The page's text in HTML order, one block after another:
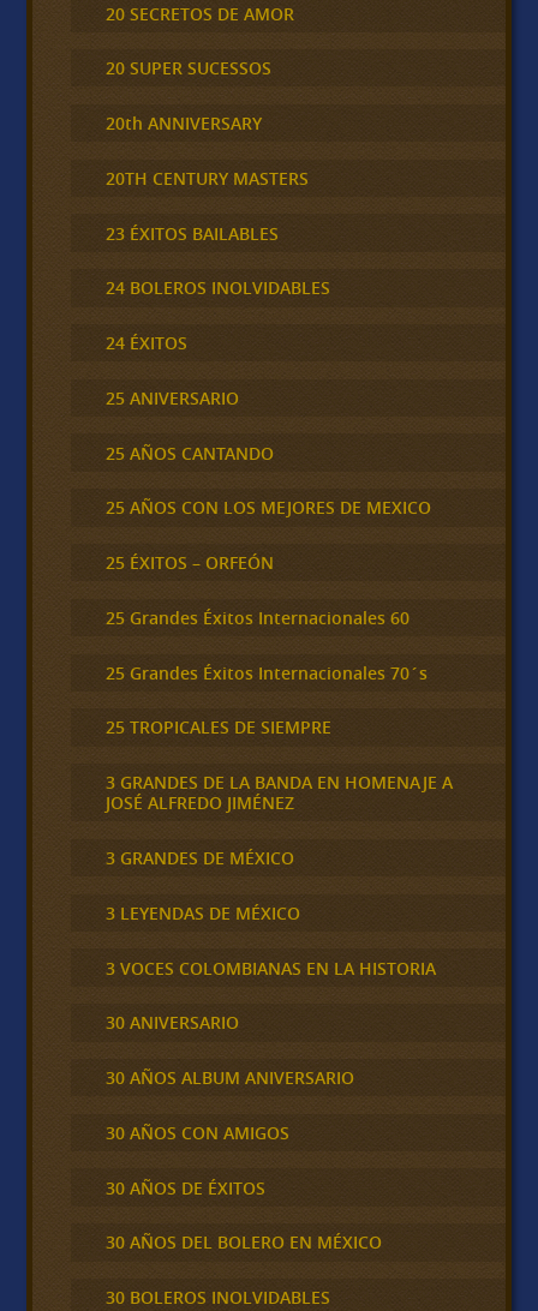
20 SECRETOS DE AMOR
20 SUPER SUCESSOS
20th ANNIVERSARY
20TH CENTURY MASTERS
23 ÉXITOS BAILABLES
24 BOLEROS INOLVIDABLES
24 ÉXITOS
25 ANIVERSARIO
25 AÑOS CANTANDO
25 AÑOS CON LOS MEJORES DE MEXICO
25 ÉXITOS – ORFEÓN
25 Grandes Éxitos Internacionales 60
25 Grandes Éxitos Internacionales 70´s
25 TROPICALES DE SIEMPRE
3 GRANDES DE LA BANDA EN HOMENAJE A
JOSÉ ALFREDO JIMÉNEZ
3 GRANDES DE MÉXICO
3 LEYENDAS DE MÉXICO
3 VOCES COLOMBIANAS EN LA HISTORIA
30 ANIVERSARIO
30 AÑOS ALBUM ANIVERSARIO
30 AÑOS CON AMIGOS
30 AÑOS DE ÉXITOS
30 AÑOS DEL BOLERO EN MÉXICO
30 BOLEROS INOLVIDABLES